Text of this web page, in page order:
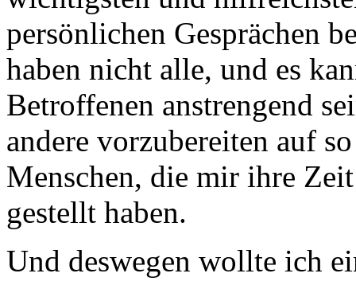
persönlichen Gesprächen
haben nicht alle, und es
Betroffenen anstrengend
andere vorzubereiten auf
Menschen, die mir ihre
gestellt haben.
Und deswegen wollte ich